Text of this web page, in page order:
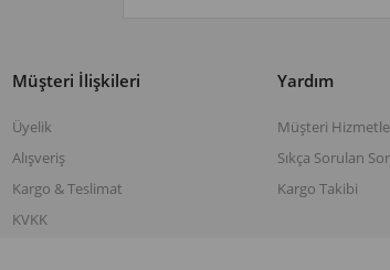
Müşteri İlişkileri
Üyelik
Alışveriş
Kargo & Teslimat
KVKK
Yardım
Müşteri
Sıkça Sorulan
Kargo Takibi